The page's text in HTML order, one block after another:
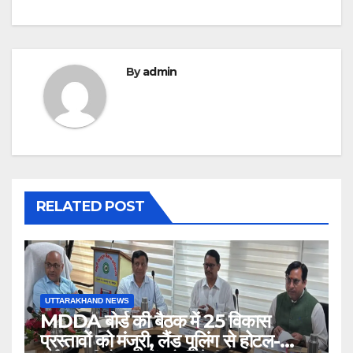
Byadmin
RELATED POST
UTTARAKHAND NEWS
MDDA बोर्ड की बैठक में 25 विकास
प्रस्तावों को मंजूरी, लैंड पूलिंग से होटल-